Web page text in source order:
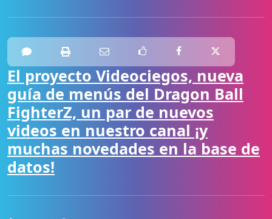
El proyecto Videociegos, nueva
guía de menús del Dragon Ball
FighterZ, un par de nuevos
videos en nuestro canal ¡y
muchas novedades en la base de
datos!